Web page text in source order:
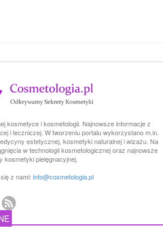
kosmetyce i kosmetologii. Najnowsze informacje z
i leczniczej. W tworzeniu portalu wykorzystano m.in.
estetycznej, kosmetyki naturalnej i wizażu. Na
w technologii kosmetologicznej oraz najnowsze
kosmetyki pielęgnacyjnej.
z nami: info@cosmetologia.pl